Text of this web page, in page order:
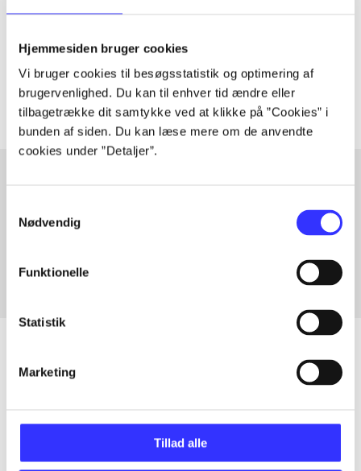
Hjemmesiden bruger cookies
Vi bruger cookies til besøgsstatistik og optimering af
brugervenlighed. Du kan til enhver tid ændre eller
tilbagetrække dit samtykke ved at klikke på ”Cookies” i
bunden af siden. Du kan læse mere om de anvendte
cookies under ”Detaljer”.
Nødvendig
Funktionelle
Statistik
Marketing
Tillad alle
Tidsskrift
Artiklerne i handler ofte om
Artikler med samme emner
...